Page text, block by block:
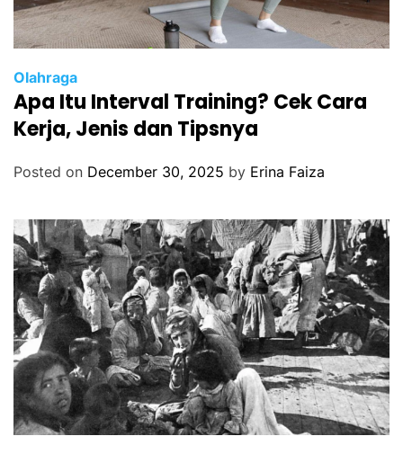
Olahraga
Apa Itu Interval Training? Cek Cara
Kerja, Jenis dan Tipsnya
Posted on December 30, 2025 by Erina Faiza